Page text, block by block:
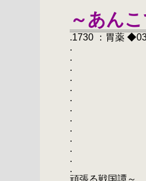
～あん
.1730 ：胃薬
.
.
.
.
.
.
.
.
.
. ＿
.
. ／
. ／ （